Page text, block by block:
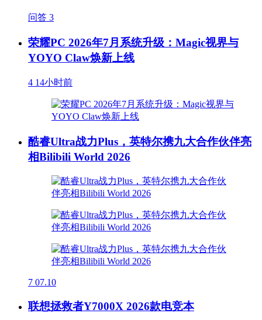
问答 3
荣耀PC 2026年7月系统升级：Magic视界与
YOYO Claw焕新上线
4 14小时前
酷睿Ultra战力Plus，英特尔携九大合作伙伴亮
相Bilibili World 2026
7 07.10
联想拯救者Y7000X 2026款电竞本